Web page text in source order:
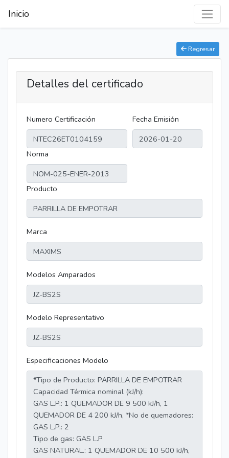
Inicio
Regresar
Detalles del certificado
Numero Certificación Fecha Emisión
Norma
Producto
Marca
Modelos Amparados
Modelo Representativo
Especificaciones Modelo